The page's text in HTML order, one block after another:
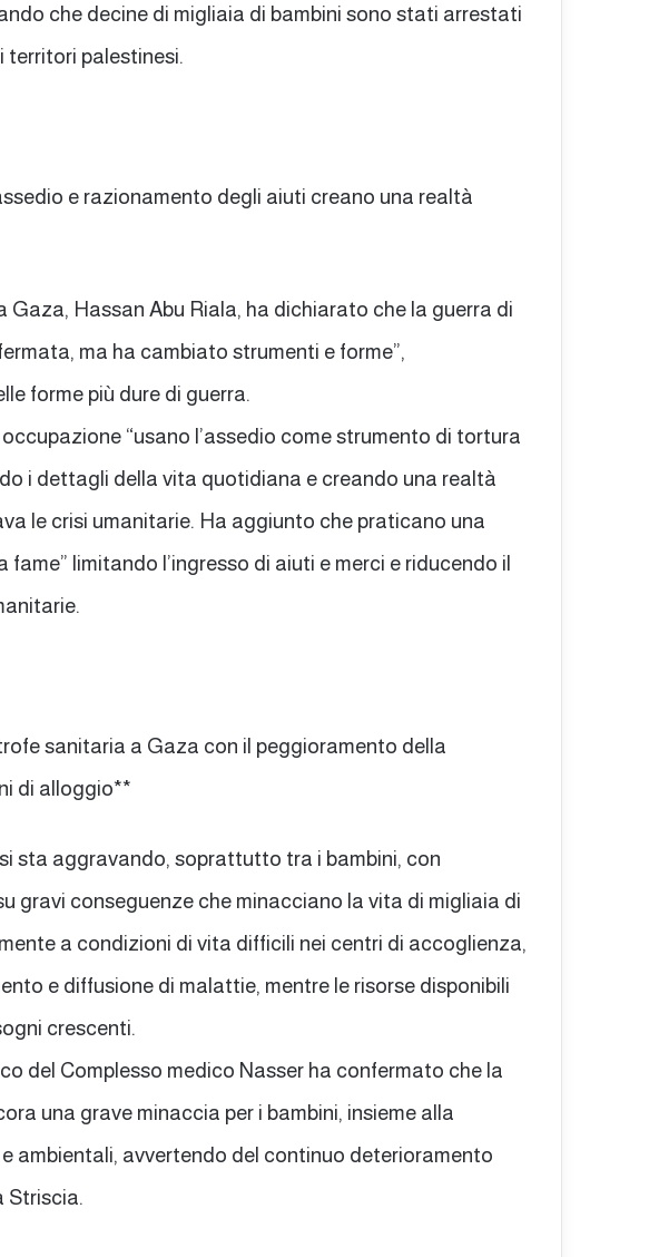
che decine di migliaia di bambini sono stati arrestati
territori palestinesi.
e razionamento degli aiuti creano una realtà
Gaza, Hassan Abu Riala, ha dichiarato che la guerra di
ma ha cambiato strumenti e forme”,
forme più dure di guerra.
“usano l’assedio come strumento di tortura
i dettagli della vita quotidiana e creando una realtà
le crisi umanitarie. Ha aggiunto che praticano una
fame” limitando l’ingresso di aiuti e merci e riducendo il
sanitaria a Gaza con il peggioramento della
di alloggio**
sta aggravando, soprattutto tra i bambini, con
gravi conseguenze che minacciano la vita di migliaia di
a condizioni di vita difficili nei centri di accoglienza,
e diffusione di malattie, mentre le risorse disponibili
crescenti.
del Complesso medico Nasser ha confermato che la
una grave minaccia per i bambini, insieme alla
ambientali, avvertendo del continuo deterioramento
Striscia.